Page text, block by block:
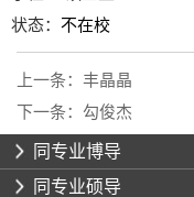
状态：不在校
上一条： 丰晶晶
下一条： 勾俊杰
同专业博导
同专业硕导